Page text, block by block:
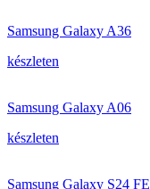
Samsung Galaxy A36
készleten
Samsung Galaxy A06
készleten
Samsung Galaxy S24 FE